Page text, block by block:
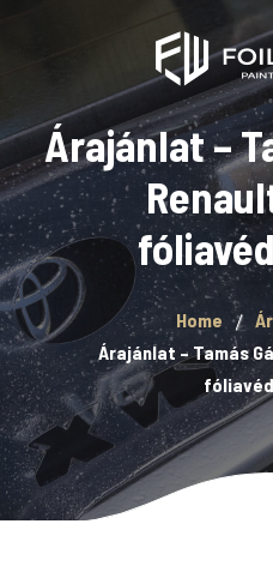
Árajánlat –
Home
Árajánlat – Tamás